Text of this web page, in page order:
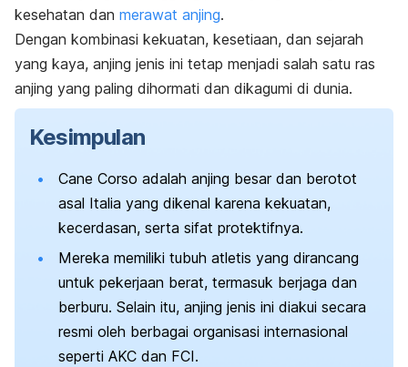
kesehatan dan merawat anjing.
Dengan kombinasi kekuatan, kesetiaan, dan sejarah
yang kaya, anjing jenis ini tetap menjadi salah satu ras
anjing yang paling dihormati dan dikagumi di dunia.
Kesimpulan
Cane Corso adalah anjing besar dan berotot
asal Italia yang dikenal karena kekuatan,
kecerdasan, serta sifat protektifnya.
Mereka memiliki tubuh atletis yang dirancang
untuk pekerjaan berat, termasuk berjaga dan
berburu. Selain itu, anjing jenis ini diakui secara
resmi oleh berbagai organisasi internasional
seperti AKC dan FCI.